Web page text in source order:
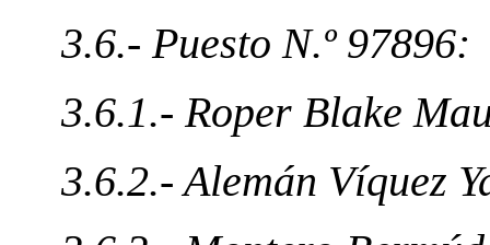
3.6.- Puesto N.º 97896:
3.6.1.- Roper Blake
3.6.2.- Alemán Víquez